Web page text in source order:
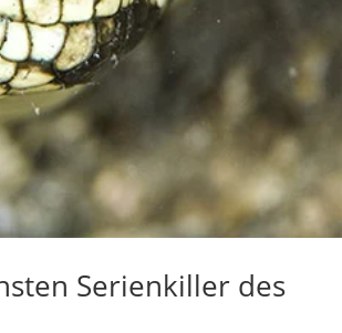
Serienkiller des